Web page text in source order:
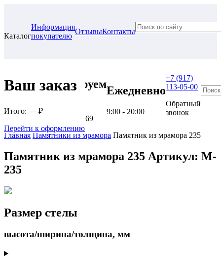
Каталог
Информация
покупателю
ОтзывыКонтакты
Ваш заказ
Итого: — ₽
Перейти к оформлению
Проконсультируем
г. Самара, ул. Гагарина, 69
Ежедневно
9:00 - 20:00
+7 (917)
113-05-00
Обратный
звонок
Главная Памятники из мрамора Памятник из мрамора 235
Памятник из мрамора 235 Артикул: M-
235
Размер стелы
высота/ширина/толщина, мм